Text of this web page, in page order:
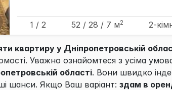
1 / 2 52 / 28 / 7 м2 2-
квартиру у Дніпропетровській
Уважно ознайомтеся з усіма
області. Вони швидко
шанси. Якщо Ваш варіант: здам в